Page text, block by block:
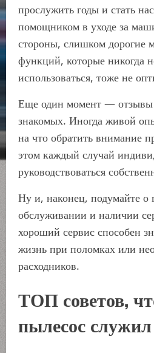
прослужить годы и стать
помощником в уходе за
стороны, слишком дорогие
функций, которые никогда
использоваться, тоже не
Еще один момент — отзывы
знакомых. Иногда живой
на что обратить внимание
этом каждый случай
руководствоваться
Ну и, наконец, подумайте о
обслуживании и наличии
хороший сервис способен
жизнь при поломках или
расходников.
ТОП советов,
пылесос